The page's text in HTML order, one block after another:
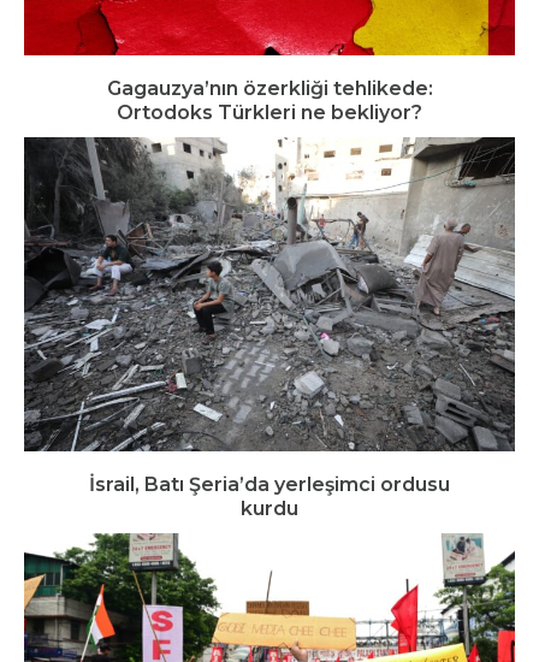
Gagauzya’nın özerkliği tehlikede:
Ortodoks Türkleri ne bekliyor?
İsrail, Batı Şeria’da yerleşimci ordusu
kurdu